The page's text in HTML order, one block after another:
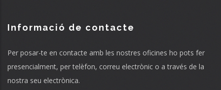
Informació de contacte
Per posar-te en contacte amb les nostres oficines ho pots fer
presencialment, per telèfon, correu electrònic o a través de la
nostra seu electrònica.